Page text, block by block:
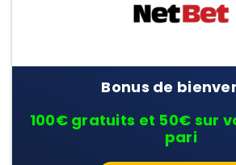
Bonus de
100€ gratuits et 50€ sur
pari